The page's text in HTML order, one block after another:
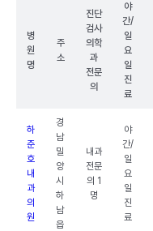
병
원
명
주
소
진단
검사
의학
과
전문
의
야
간/
일
요
일
진
료
하
준
호
내
과
의
원
경
남
밀
양
시
하
남
읍
내과
전문
의 1
명
야
간/
일
요
일
진
료